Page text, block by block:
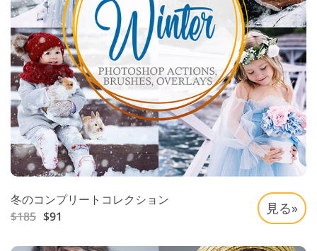
冬のコンプリートコレクション
$185 $91
見る»